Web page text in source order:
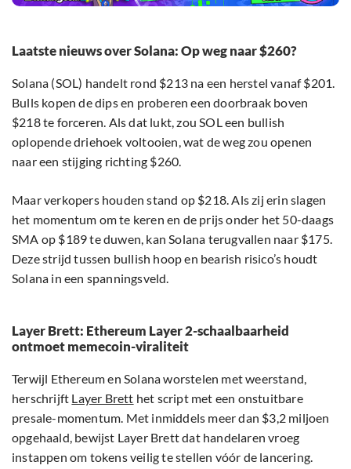
Laatste nieuws over Solana: Op weg naar $260?
Solana (SOL) handelt rond $213 na een herstel vanaf $201.
Bulls kopen de dips en proberen een doorbraak boven
$218 te forceren. Als dat lukt, zou SOL een bullish
oplopende driehoek voltooien, wat de weg zou openen
naar een stijging richting $260.
Maar verkopers houden stand op $218. Als zij erin slagen
het momentum om te keren en de prijs onder het 50-daags
SMA op $189 te duwen, kan Solana terugvallen naar $175.
Deze strijd tussen bullish hoop en bearish risico’s houdt
Solana in een spanningsveld.
Layer Brett: Ethereum Layer 2-schaalbaarheid
ontmoet memecoin-viraliteit
Terwijl Ethereum en Solana worstelen met weerstand,
herschrijft Layer Brett het script met een onstuitbare
presale-momentum. Met inmiddels meer dan $3,2 miljoen
opgehaald, bewijst Layer Brett dat handelaren vroeg
instappen om tokens veilig te stellen vóór de lancering.